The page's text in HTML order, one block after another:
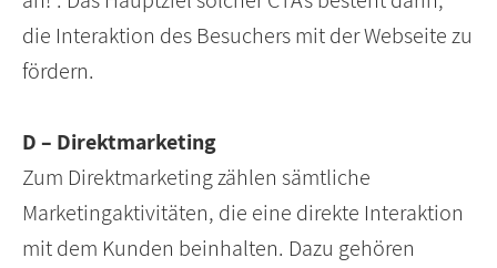
die Interaktion des Besuchers mit der Webseite zu
fördern.
D – Direktmarketing
Zum Direktmarketing zählen sämtliche
Marketingaktivitäten, die eine direkte Interaktion
mit dem Kunden beinhalten. Dazu gehören